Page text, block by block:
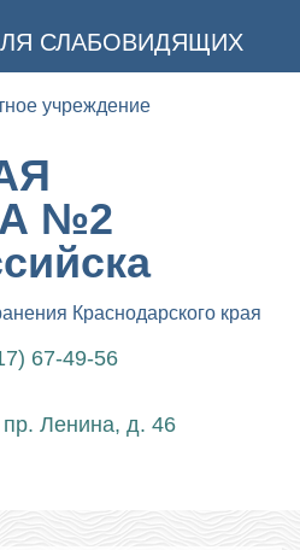
СЛАБОВИДЯЩИХ
учреждение
№2
Краснодарского края
67-49-56
пр. Ленина, д. 46